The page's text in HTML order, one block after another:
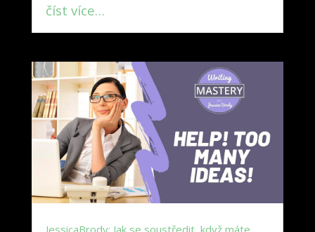
číst více…
JessicaBrody: Jak se soustředit, když máte